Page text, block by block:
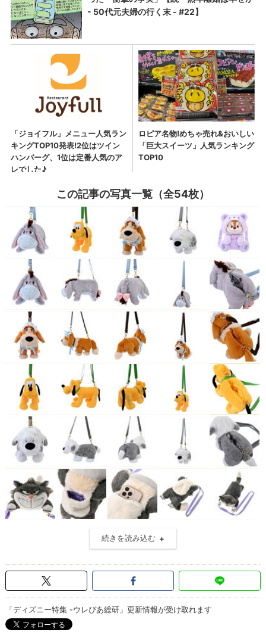
この記事の写真一覧（全54枚）
続きを読み込む
「ディズニー特集 -ウレぴあ総研」更新情報が受け取れます